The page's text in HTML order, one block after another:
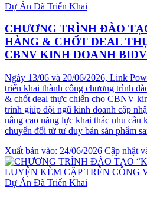
Dự Án Đã Triển Khai
CHƯƠNG TRÌNH ĐÀO
HÀNG & CHỐT DEAL
CBNV KINH DOANH
Ngày 13/06 và 20/06/2026, Link
triển khai thành công chương trình
& chốt deal thực chiến cho CBNV
trình giúp đội ngũ kinh doanh cập
nâng cao năng lực khai thác nhu cầu
chuyển đổi từ tư duy bán sản phẩm
Xuất bản vào: 24/06/2026 Cập nhật
Dự Án Đã Triển Khai